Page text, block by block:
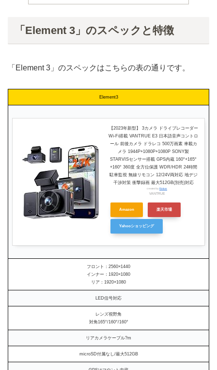
「Element 3」のスペックと特徴
「Element 3」のスペックはこちらの表の通りです。
Element3
【2023年新型】 3カメラ ドライブレコーダー
Wi-Fi搭載 VANTRUE E3 日本語音声コントロ
ール 前後カメラ ドラレコ 500万画素 車載カ
メラ 1944P+1080P+1080P SONY製
STARVISセンサー搭載 GPS内蔵 160°+165°
+160° 360度 全方位保護 WDR/HDR 24時間
駐車監視 無線リモコン 12/24V両対応 地デジ
干渉対策 衝撃録画 最大512GB(別売)対応
created by Rinker
VANTRUE
Amazon 楽天市場
Yahooショッピング
フロント：2560×1440
インナー：1920×1080
リア：1920×1080
LED信号対応
レンズ視野角
対角165°/160°/160°
リアカメラケーブル?m
microSD付属なし/最大512GB